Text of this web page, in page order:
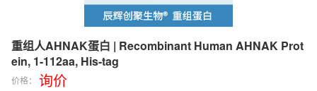
重组人AHNAK蛋白 | Recombinant Human AHNAK Prot
ein, 1-112aa, His-tag
价格： 询价